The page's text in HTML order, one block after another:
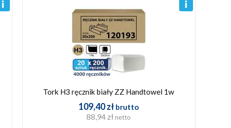
Tork H3 ręcznik biały ZZ Handtowel 1w
109,40 zł brutto
88,94 zł netto